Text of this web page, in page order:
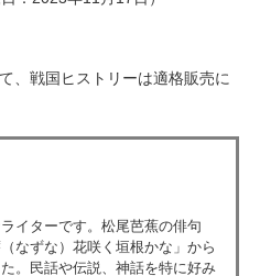
、戦国ヒストリーは適格販売に
イターです。松尾芭蕉の俳句
（なずな）花咲く垣根かな」から
。民話や伝説、神話を特に好み